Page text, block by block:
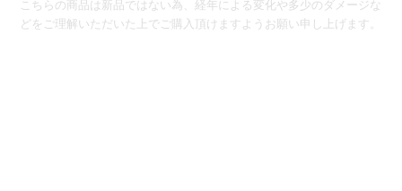
こちらの商品は新品ではない為、経年による変化や多少のダメージな
どをご理解いただいた上でご購入頂けますようお願い申し上げます。